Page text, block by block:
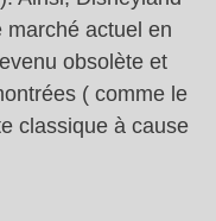
marché actuel en
obsolète et
( comme le
classique à cause